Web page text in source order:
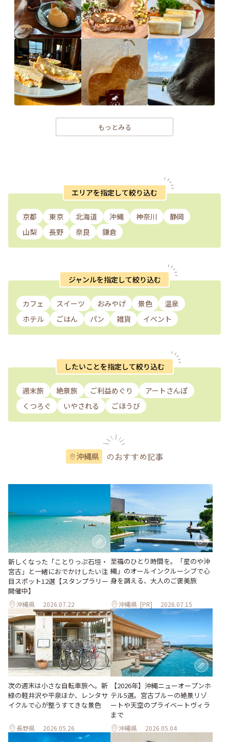
もっとみる
エリアを指定して絞り込む
京都 東京 北海道 沖縄 神奈川
静岡
山梨
長野 奈良 鎌倉
ジャンルを指定して絞り込む
カフェ スイーツ おみやげ 景色
温泉
ホテル
ごはん パン 雑貨 イベント
したいことを指定して絞り込む
週末旅 絶景旅 ご利益めぐり
アートさんぽ
くつろぐ
いやされる ごほうび
沖縄県 のおすすめ記事
新しくなった「ことりっぷ石垣・
宮古」と一緒におでかけしたい注
目スポット12選【スタンプラリー
開催中】
沖縄県 2026.07.22
至福のひとり時間を。「星のや沖
縄」のオールインクルーシブで心
身を調える、大人のご褒美旅
沖縄県 [PR] 2026.07.15
次の週末は小さな自転車旅へ。新
緑の軽井沢や平泉ほか、レンタサ
イクルで心が整うすてきな景色
長野県 2026.05.26
【2026年】沖縄ニューオープンホ
テル5選。宮古ブルーの絶景リゾ
ートや天空のプライベートヴィラ
まで
沖縄県 2026.05.04